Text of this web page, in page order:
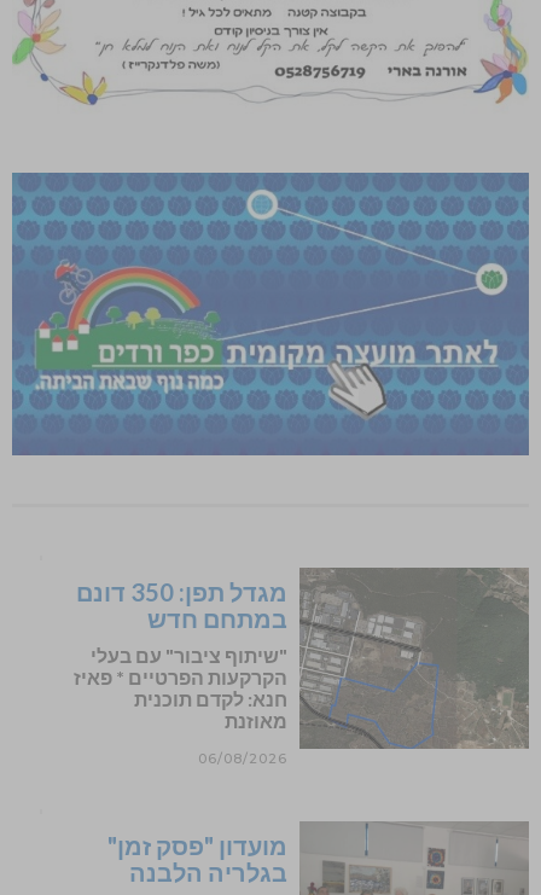
מגדל תפן: 350 דונם
במתחם חדש
"שיתוף ציבור" עם בעלי
הקרקעות הפרטיים * פאיז
חנא: לקדם תוכנית
מאוזנת
06/08/2026
מועדון "פסק זמן"
בגלריה הלבנה